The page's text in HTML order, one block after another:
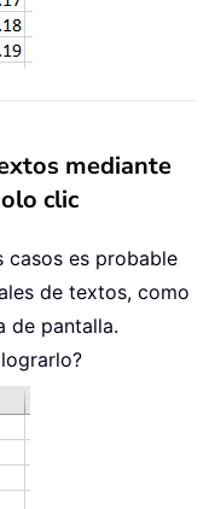
mediante
clic
casos es probable
de textos, como
de pantalla.